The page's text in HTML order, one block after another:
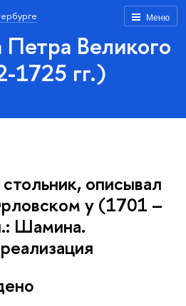
Меню
Петра Великого
1725 гг.)
описывал
у (1701 –
Шамина.